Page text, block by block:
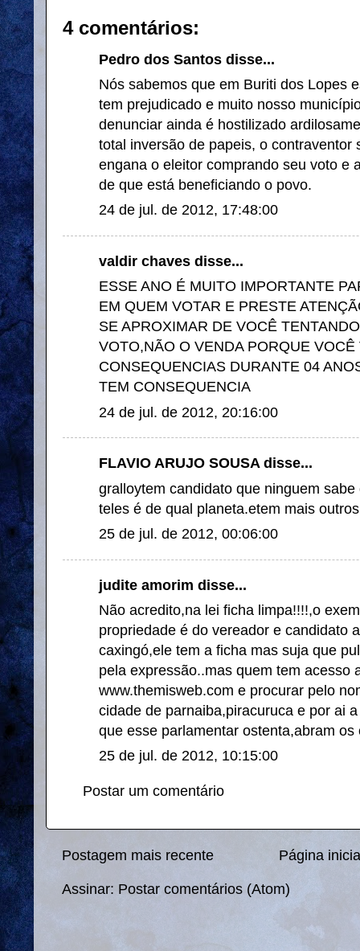
4 comentários:
Pedro dos Santos disse...
Nós sabemos que em Buriti dos Lopes
tem prejudicado e muito nosso
denunciar ainda é hostilizado
total inversão de papeis, o contraventor
engana o eleitor comprando seu voto e
de que está beneficiando o povo.
24 de jul. de 2012, 17:48:00
valdir chaves disse...
ESSE ANO É MUITO IMPORTANTE
EM QUEM VOTAR E PRESTE
SE APROXIMAR DE VOCÊ
VOTO,NÃO O VENDA PORQUE VOCÊ
CONSEQUENCIAS DURANTE 04
TEM CONSEQUENCIA
24 de jul. de 2012, 20:16:00
FLAVIO ARUJO SOUSA disse...
gralloytem candidato que ninguem
teles é de qual planeta.etem mais
25 de jul. de 2012, 00:06:00
judite amorim disse...
Não acredito,na lei ficha limpa!!!!,o
propriedade é do vereador e candidato
caxingó,ele tem a ficha mas suja que
pela expressão..mas quem tem acesso
www.themisweb.com e procurar pelo
cidade de parnaiba,piracuruca e por ai
que esse parlamentar ostenta,abram os
25 de jul. de 2012, 10:15:00
Postar um comentário
Postagem mais recente Página
Assinar: Postar comentários (Atom)